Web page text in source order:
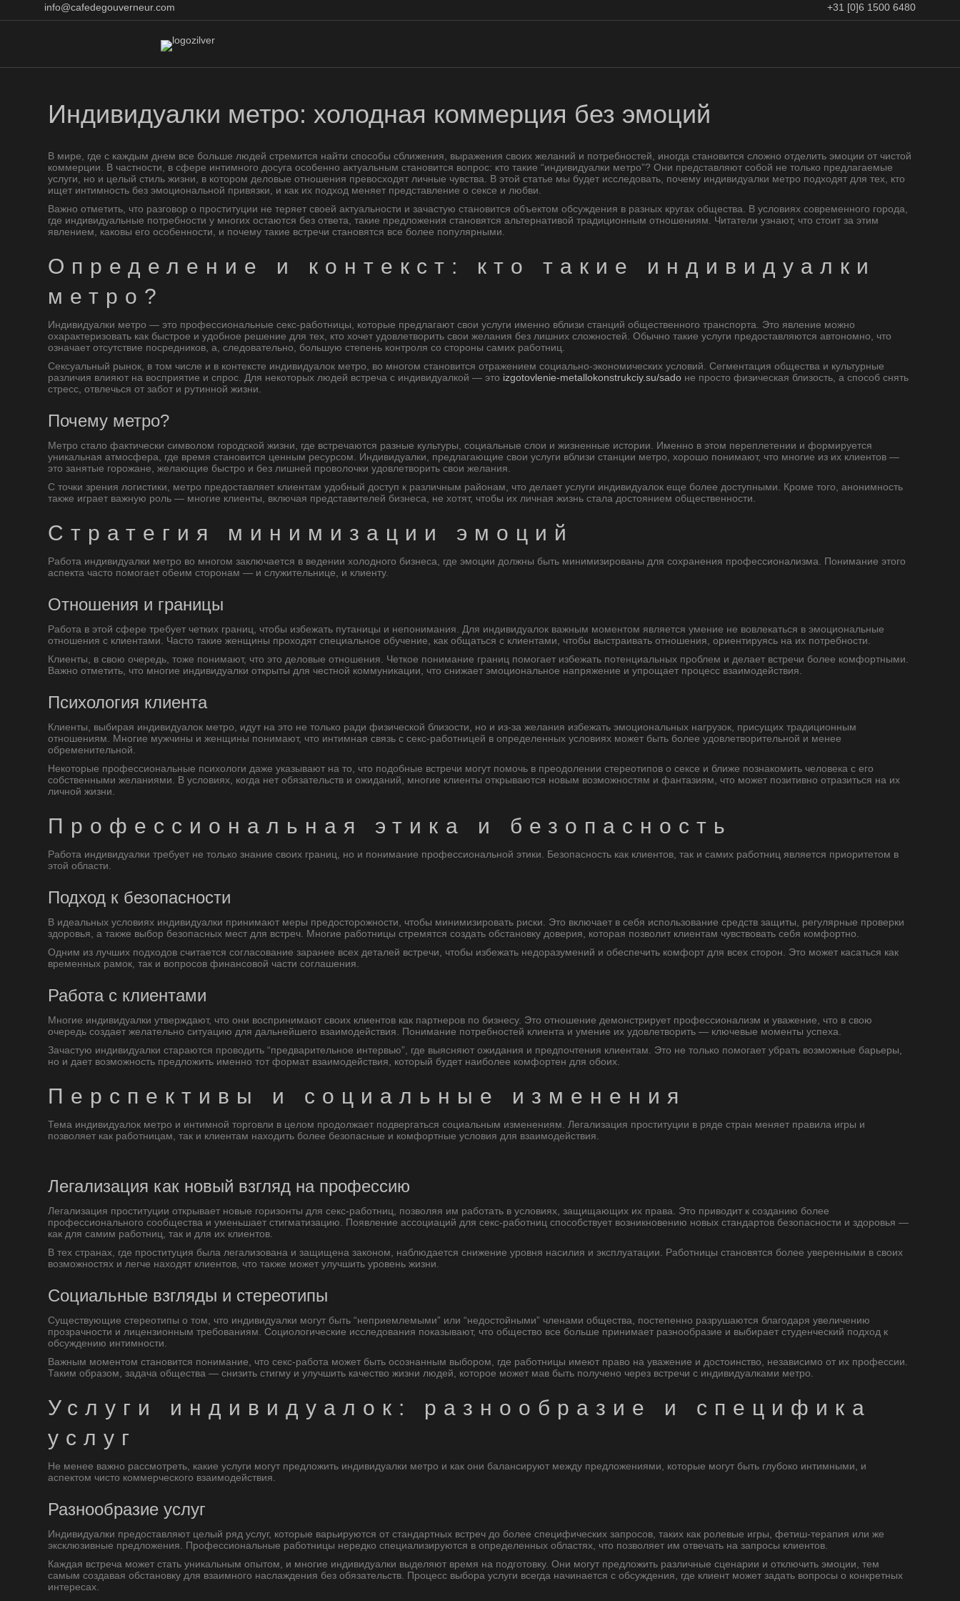
info@cafedegouverneur.com +31 [0]6 1500 6480
Индивидуалки метро: холодная коммерция без эмоций
В мире, где с каждым днем все больше людей стремится найти способы сближения, выражения своих желаний и потребностей, иногда становится сложно отделить эмоции от чистой
коммерции. В частности, в сфере интимного досуга особенно актуальным становится вопрос: кто такие “индивидуалки метро”? Они представляют собой не только предлагаемые
услуги, но и целый стиль жизни, в котором деловые отношения превосходят личные чувства. В этой статье мы будет исследовать, почему индивидуалки метро подходят для тех, кто
ищет интимность без эмоциональной привязки, и как их подход меняет представление о сексе и любви.
Важно отметить, что разговор о проституции не теряет своей актуальности и зачастую становится объектом обсуждения в разных кругах общества. В условиях современного города,
где индивидуальные потребности у многих остаются без ответа, такие предложения становятся альтернативой традиционным отношениям. Читатели узнают, что стоит за этим
явлением, каковы его особенности, и почему такие встречи становятся все более популярными.
Определение и контекст: кто такие индивидуалки
метро?
Индивидуалки метро — это профессиональные секс-работницы, которые предлагают свои услуги именно вблизи станций общественного транспорта. Это явление можно
охарактеризовать как быстрое и удобное решение для тех, кто хочет удовлетворить свои желания без лишних сложностей. Обычно такие услуги предоставляются автономно, что
означает отсутствие посредников, а, следовательно, большую степень контроля со стороны самих работниц.
Сексуальный рынок, в том числе и в контексте индивидуалок метро, во многом становится отражением социально-экономических условий. Сегментация общества и культурные
различия влияют на восприятие и спрос. Для некоторых людей встреча с индивидуалкой — это izgotovlenie-metallokonstrukciy.su/sado не просто физическая близость, а способ снять
стресс, отвлечься от забот и рутинной жизни.
Почему метро?
Метро стало фактически символом городской жизни, где встречаются разные культуры, социальные слои и жизненные истории. Именно в этом переплетении и формируется
уникальная атмосфера, где время становится ценным ресурсом. Индивидуалки, предлагающие свои услуги вблизи станции метро, хорошо понимают, что многие из их клиентов —
это занятые горожане, желающие быстро и без лишней проволочки удовлетворить свои желания.
С точки зрения логистики, метро предоставляет клиентам удобный доступ к различным районам, что делает услуги индивидуалок еще более доступными. Кроме того, анонимность
также играет важную роль — многие клиенты, включая представителей бизнеса, не хотят, чтобы их личная жизнь стала достоянием общественности.
Стратегия минимизации эмоций
Работа индивидуалки метро во многом заключается в ведении холодного бизнеса, где эмоции должны быть минимизированы для сохранения профессионализма. Понимание этого
аспекта часто помогает обеим сторонам — и служительнице, и клиенту.
Отношения и границы
Работа в этой сфере требует четких границ, чтобы избежать путаницы и непонимания. Для индивидуалок важным моментом является умение не вовлекаться в эмоциональные
отношения с клиентами. Часто такие женщины проходят специальное обучение, как общаться с клиентами, чтобы выстраивать отношения, ориентируясь на их потребности.
Клиенты, в свою очередь, тоже понимают, что это деловые отношения. Четкое понимание границ помогает избежать потенциальных проблем и делает встречи более комфортными.
Важно отметить, что многие индивидуалки открыты для честной коммуникации, что снижает эмоциональное напряжение и упрощает процесс взаимодействия.
Психология клиента
Клиенты, выбирая индивидуалок метро, идут на это не только ради физической близости, но и из-за желания избежать эмоциональных нагрузок, присущих традиционным
отношениям. Многие мужчины и женщины понимают, что интимная связь с секс-работницей в определенных условиях может быть более удовлетворительной и менее
обременительной.
Некоторые профессиональные психологи даже указывают на то, что подобные встречи могут помочь в преодолении стереотипов о сексе и ближе познакомить человека с его
собственными желаниями. В условиях, когда нет обязательств и ожиданий, многие клиенты открываются новым возможностям и фантазиям, что может позитивно отразиться на их
личной жизни.
Профессиональная этика и безопасность
Работа индивидуалки требует не только знание своих границ, но и понимание профессиональной этики. Безопасность как клиентов, так и самих работниц является приоритетом в
этой области.
Подход к безопасности
В идеальных условиях индивидуалки принимают меры предосторожности, чтобы минимизировать риски. Это включает в себя использование средств защиты, регулярные проверки
здоровья, а также выбор безопасных мест для встреч. Многие работницы стремятся создать обстановку доверия, которая позволит клиентам чувствовать себя комфортно.
Одним из лучших подходов считается согласование заранее всех деталей встречи, чтобы избежать недоразумений и обеспечить комфорт для всех сторон. Это может касаться как
временных рамок, так и вопросов финансовой части соглашения.
Работа с клиентами
Многие индивидуалки утверждают, что они воспринимают своих клиентов как партнеров по бизнесу. Это отношение демонстрирует профессионализм и уважение, что в свою
очередь создает желательно ситуацию для дальнейшего взаимодействия. Понимание потребностей клиента и умение их удовлетворить — ключевые моменты успеха.
Зачастую индивидуалки стараются проводить “предварительное интервью”, где выясняют ожидания и предпочтения клиентам. Это не только помогает убрать возможные барьеры,
но и дает возможность предложить именно тот формат взаимодействия, который будет наиболее комфортен для обоих.
Перспективы и социальные изменения
Тема индивидуалок метро и интимной торговли в целом продолжает подвергаться социальным изменениям. Легализация проституции в ряде стран меняет правила игры и
позволяет как работницам, так и клиентам находить более безопасные и комфортные условия для взаимодействия.
Легализация как новый взгляд на профессию
Легализация проституции открывает новые горизонты для секс-работниц, позволяя им работать в условиях, защищающих их права. Это приводит к созданию более
профессионального сообщества и уменьшает стигматизацию. Появление ассоциаций для секс-работниц способствует возникновению новых стандартов безопасности и здоровья —
как для самим работниц, так и для их клиентов.
В тех странах, где проституция была легализована и защищена законом, наблюдается снижение уровня насилия и эксплуатации. Работницы становятся более уверенными в своих
возможностях и легче находят клиентов, что также может улучшить уровень жизни.
Социальные взгляды и стереотипы
Существующие стереотипы о том, что индивидуалки могут быть “неприемлемыми” или “недостойными” членами общества, постепенно разрушаются благодаря увеличению
прозрачности и лицензионным требованиям. Социологические исследования показывают, что общество все больше принимает разнообразие и выбирает студенческий подход к
обсуждению интимности.
Важным моментом становится понимание, что секс-работа может быть осознанным выбором, где работницы имеют право на уважение и достоинство, независимо от их профессии.
Таким образом, задача общества — снизить стигму и улучшить качество жизни людей, которое может мав быть получено через встречи с индивидуалками метро.
Услуги индивидуалок: разнообразие и специфика
услуг
Не менее важно рассмотреть, какие услуги могут предложить индивидуалки метро и как они балансируют между предложениями, которые могут быть глубоко интимными, и
аспектом чисто коммерческого взаимодействия.
Разнообразие услуг
Индивидуалки предоставляют целый ряд услуг, которые варьируются от стандартных встреч до более специфических запросов, таких как ролевые игры, фетиш-терапия или же
эксклюзивные предложения. Профессиональные работницы нередко специализируются в определенных областях, что позволяет им отвечать на запросы клиентов.
Каждая встреча может стать уникальным опытом, и многие индивидуалки выделяют время на подготовку. Они могут предложить различные сценарии и отключить эмоции, тем
самым создавая обстановку для взаимного наслаждения без обязательств. Процесс выбора услуги всегда начинается с обсуждения, где клиент может задать вопросы о конкретных
интересах.